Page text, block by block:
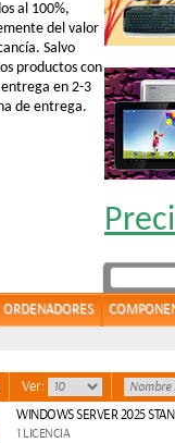
al 100%,
del valor
Salvo
productos con
en 2-3
de entrega.
ORDENADORES
Ver:
WINDOWS SERVER 2025
1 LICENCIA